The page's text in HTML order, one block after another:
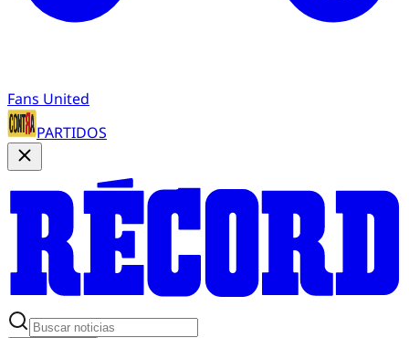
Fans United
PARTIDOS